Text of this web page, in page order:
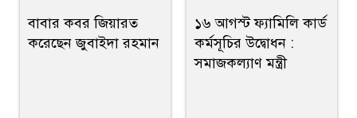
বাবার কবর জিয়ারত
করেছেন জুবাইদা রহমান
১৬ আগস্ট ফ্যামিলি কার্ড
কর্মসূচির উদ্বোধন :
সমাজকল্যাণ মন্ত্রী